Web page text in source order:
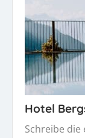
Hotel
Schreibe